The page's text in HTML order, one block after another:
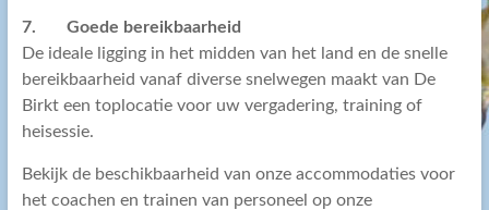
7. Goede bereikbaarheid
De ideale ligging in het midden van het land en de snelle
bereikbaarheid vanaf diverse snelwegen maakt van De
Birkt een toplocatie voor uw vergadering, training of
heisessie.
Bekijk de beschikbaarheid van onze accommodaties voor
het coachen en trainen van personeel op onze